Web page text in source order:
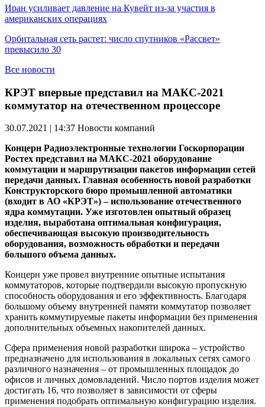
Иран усиливает давление на Кувейт из-за участия в
американских операциях
Орбитальная сеть растет: число спутников «Рассвет»
превысило 30
Все новости
КРЭТ впервые представил на МАКС-2021
коммутатор на отечественном процессоре
30.07.2021 | 14:37 Новости компаний
Концерн Радиоэлектронные технологии Госкорпорации
Ростех представил на МАКС-2021 оборудование
коммутации и маршрутизации пакетов информации сетей
передачи данных. Главная особенность новой разработки
Конструкторского бюро промышленной автоматики
(входит в АО «КРЭТ») – использование отечественного
ядра коммутации. Уже изготовлен опытный образец
изделия, выработана оптимальная конфигурация,
обеспечивающая высокую производительность
оборудования, возможность обработки и передачи
большого объема данных.
Концерн уже провел внутренние опытные испытания
коммутаторов, которые подтвердили высокую пропускную
способность оборудования и его эффективность. Благодаря
большому объему внутренней памяти коммутатор позволяет
хранить коммутируемые пакеты информации без применения
дополнительных объемных накопителей данных.
Сфера применения новой разработки широка – устройство
предназначено для использования в локальных сетях самого
различного назначения – от промышленных площадок до
офисов и личных домовладений. Число портов изделия может
достигать 16, что позволяет в зависимости от сферы
применения подобрать оптимальную конфигурацию изделия.